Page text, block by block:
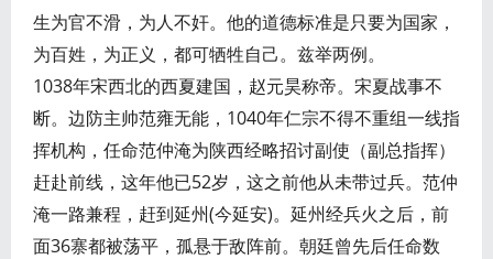
生为官不滑，为人不奸。他的道德标准是只要为国家，
为百姓，为正义，都可牺牲自己。兹举两例。
1038年宋西北的西夏建国，赵元昊称帝。宋夏战事不
断。边防主帅范雍无能，1040年仁宗不得不重组一线指
挥机构，任命范仲淹为陕西经略招讨副使（副总指挥）
赶赴前线，这年他已52岁，这之前他从未带过兵。范仲
淹一路兼程，赶到延州(今延安)。延州经兵火之后，前
面36寨都被荡平，孤悬于敌阵前。朝廷曾先后任命数